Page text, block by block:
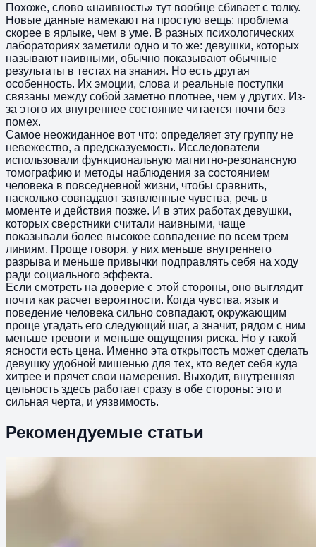
Похоже, слово «наивность» тут вообще сбивает с толку.
Новые данные намекают на простую вещь: проблема
скорее в ярлыке, чем в уме. В разных психологических
лабораториях заметили одно и то же: девушки, которых
называют наивными, обычно показывают обычные
результаты в тестах на знания. Но есть другая
особенность. Их эмоции, слова и реальные поступки
связаны между собой заметно плотнее, чем у других. Из-
за этого их внутреннее состояние читается почти без
помех.
Самое неожиданное вот что: определяет эту группу не
невежество, а предсказуемость. Исследователи
использовали функциональную магнитно-резонансную
томографию и методы наблюдения за состоянием
человека в повседневной жизни, чтобы сравнить,
насколько совпадают заявленные чувства, речь в
моменте и действия позже. И в этих работах девушки,
которых сверстники считали наивными, чаще
показывали более высокое совпадение по всем трем
линиям. Проще говоря, у них меньше внутреннего
разрыва и меньше привычки подправлять себя на ходу
ради социального эффекта.
Если смотреть на доверие с этой стороны, оно выглядит
почти как расчет вероятности. Когда чувства, язык и
поведение человека сильно совпадают, окружающим
проще угадать его следующий шаг, а значит, рядом с ним
меньше тревоги и меньше ощущения риска. Но у такой
ясности есть цена. Именно эта открытость может сделать
девушку удобной мишенью для тех, кто ведет себя куда
хитрее и прячет свои намерения. Выходит, внутренняя
цельность здесь работает сразу в обе стороны: это и
сильная черта, и уязвимость.
Рекомендуемые статьи